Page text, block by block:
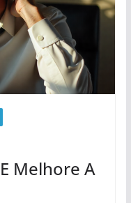
Melhore A